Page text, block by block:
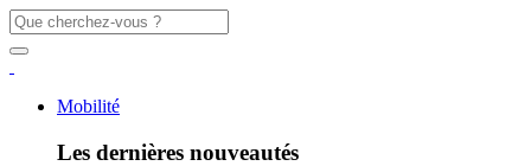
Mobilité
Les dernières nouveautés